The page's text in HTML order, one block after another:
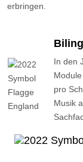
erbringen.
In den
pro
Musik